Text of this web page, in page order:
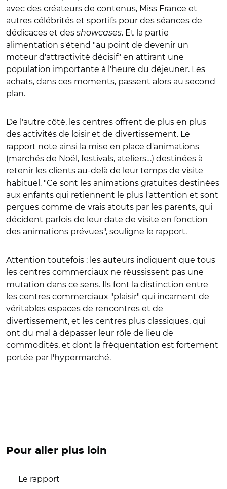
avec des créateurs de contenus, Miss France et
autres célébrités et sportifs pour des séances de
dédicaces et des showcases. Et la partie
alimentation s'étend "au point de devenir un
moteur d'attractivité décisif" en attirant une
population importante à l'heure du déjeuner. Les
achats, dans ces moments, passent alors au second
plan.
De l'autre côté, les centres offrent de plus en plus
des activités de loisir et de divertissement. Le
rapport note ainsi la mise en place d'animations
(marchés de Noël, festivals, ateliers…) destinées à
retenir les clients au-delà de leur temps de visite
habituel. "Ce sont les animations gratuites destinées
aux enfants qui retiennent le plus l'attention et sont
perçues comme de vrais atouts par les parents, qui
décident parfois de leur date de visite en fonction
des animations prévues", souligne le rapport.
Attention toutefois : les auteurs indiquent que tous
les centres commerciaux ne réussissent pas une
mutation dans ce sens. Ils font la distinction entre
les centres commerciaux "plaisir" qui incarnent de
véritables espaces de rencontres et de
divertissement, et les centres plus classiques, qui
ont du mal à dépasser leur rôle de lieu de
commodités, et dont la fréquentation est fortement
portée par l'hypermarché.
Pour aller plus loin
Le rapport